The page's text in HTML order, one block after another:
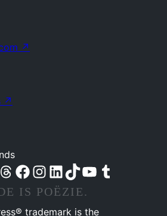
↗
↗
accountaccount
Bezoek ons Threads account
Onze Facebook pagina bezoeken
Bezoek ons Instagram account
Bezoek ons LinkedIn account
Bezoek ons TikTok account
Bezoek ons YouTube kanaalBezoek ons Tumblr account
IS POËZIE.
trademark is the